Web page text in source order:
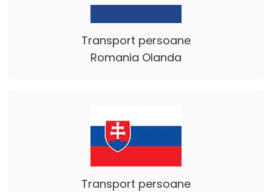
Transport persoane
Romania Olanda
Transport persoane